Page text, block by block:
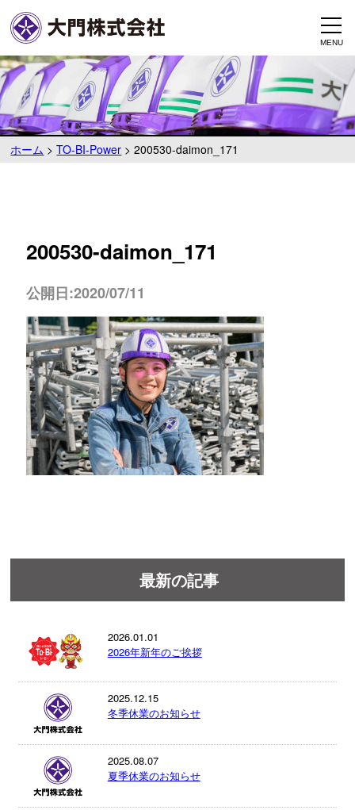
ホーム >TO-BI-Power >200530-daimon_171
200530-daimon_171
公開日:2020/07/11
最新の記事
2026.01.01
2026年新年のご挨拶
2025.12.15
冬季休業のお知らせ
2025.08.07
夏季休業のお知らせ